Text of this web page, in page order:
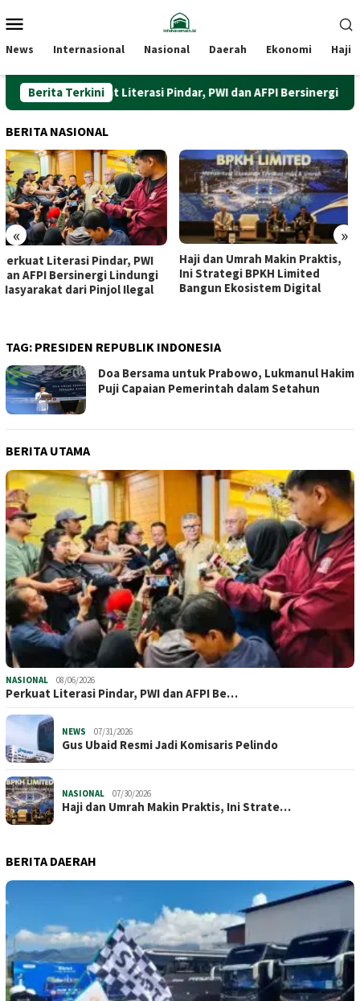
ke
Mobile
News Internasional Nasional Daerah Ekonomi Haji
Berita Terkini
Perkuat Literasi Pindar, PWI dan AFPI Bersinergi
BERITA NASIONAL
« »
Haji dan Umrah Makin Praktis,
Ini Strategi BPKH Limited
Bangun Ekosistem Digital
Dari Beringharjo hingga
Bekalista, Dua Kunjungan
Purbaya yang Disambut
TAG: PRESIDEN REPUBLIK INDONESIA
Doa Bersama untuk Prabowo, Lukmanul Hakim
Puji Capaian Pemerintah dalam Setahun
BERITA UTAMA
NASIONAL 08/06/2026
Perkuat Literasi Pindar, PWI dan AFPI Be…
NEWS 07/31/2026
​Gus Ubaid Resmi Jadi Komisaris Pelindo
NASIONAL 07/30/2026
Haji dan Umrah Makin Praktis, Ini Strate…
BERITA DAERAH